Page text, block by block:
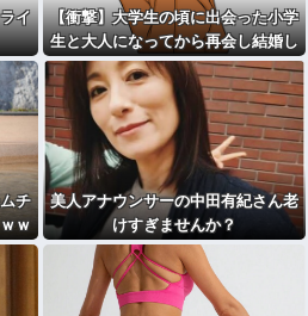
イ
【衝撃】大学生の頃に出会った小学
生と大人になってから再会し結婚し
た男、めちゃくちゃ叩かれてしまう
ｗｗｗｗｗ(※画像あり)
チ
ｗ
美人アナウンサーの中田有紀さん老
けすぎませんか？